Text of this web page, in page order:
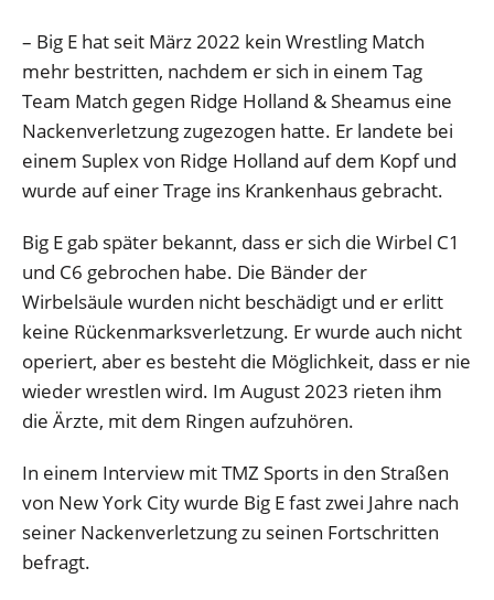
– Big E hat seit März 2022 kein Wrestling Match
mehr bestritten, nachdem er sich in einem Tag
Team Match gegen Ridge Holland & Sheamus eine
Nackenverletzung zugezogen hatte. Er landete bei
einem Suplex von Ridge Holland auf dem Kopf und
wurde auf einer Trage ins Krankenhaus gebracht.
Big E gab später bekannt, dass er sich die Wirbel C1
und C6 gebrochen habe. Die Bänder der
Wirbelsäule wurden nicht beschädigt und er erlitt
keine Rückenmarksverletzung. Er wurde auch nicht
operiert, aber es besteht die Möglichkeit, dass er nie
wieder wrestlen wird. Im August 2023 rieten ihm
die Ärzte, mit dem Ringen aufzuhören.
In einem Interview mit TMZ Sports in den Straßen
von New York City wurde Big E fast zwei Jahre nach
seiner Nackenverletzung zu seinen Fortschritten
befragt.